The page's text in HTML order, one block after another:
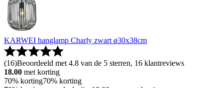
KARWEI hanglamp Charly zwart ø30x38cm
(16)Beoordeeld met 4.8 van de 5 sterren, 16 klantreviews
18.00 met korting
70% korting70% korting